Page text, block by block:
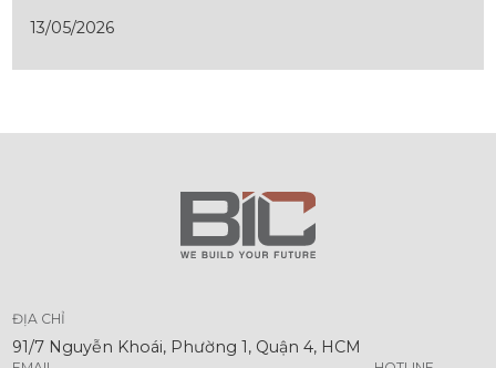
13/05/2026
ĐỊA CHỈ
91/7 Nguyễn Khoái, Phường 1, Quận 4, HCM